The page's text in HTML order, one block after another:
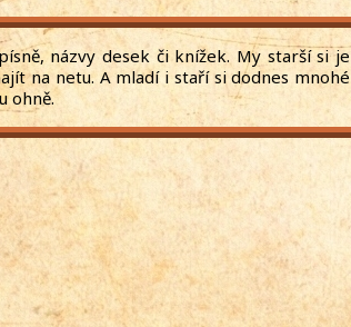
názvy desek či knížek. My starší si je
na netu. A mladí i staří si dodnes mnohé
ohně.